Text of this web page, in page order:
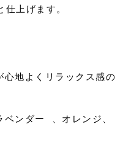
上げます。
心地よくリラックス感の
ンダー 、オレンジ、